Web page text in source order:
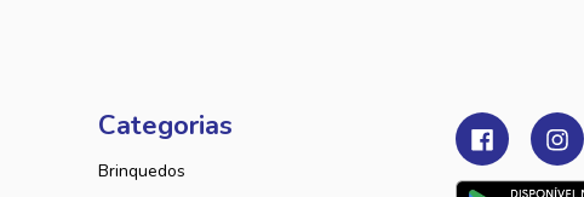
Categorias
Brinquedos